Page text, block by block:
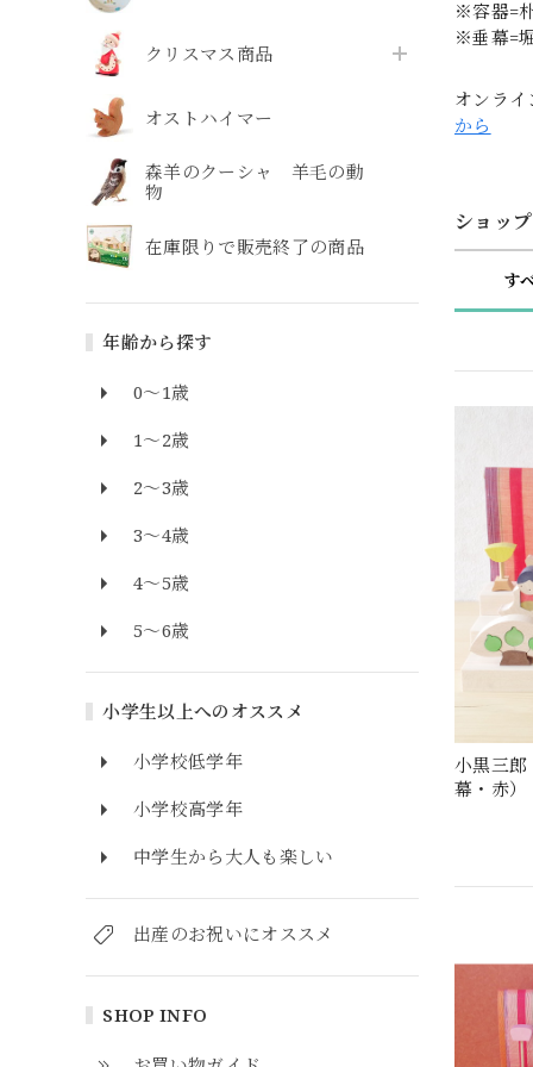
クリスマス商品
オストハイマー
森羊のクーシャ 羊毛の動
物
在庫限りで販売終了の商品
年齢から探す
0～1歳
1～2歳
2～3歳
3～4歳
4～5歳
5～6歳
小学生以上へのオススメ
小学校低学年
小学校高学年
中学生から大人も楽しい
出産のお祝いにオススメ
SHOP INFO
※容器=
※垂幕=
オンラ
から
ショッ
す
小黒三
幕・赤）